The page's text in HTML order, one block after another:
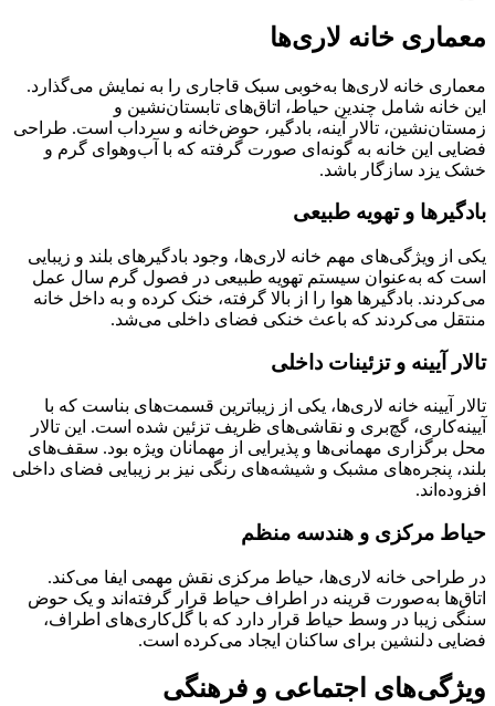
معماری خانه لاری‌ها
معماری خانه لاری‌ها به‌خوبی سبک قاجاری را به نمایش می‌گذارد.
این خانه شامل چندین حیاط، اتاق‌های تابستان‌نشین و
زمستان‌نشین، تالار آینه، بادگیر، حوض‌خانه و سرداب است. طراحی
فضایی این خانه به گونه‌ای صورت گرفته که با آب‌وهوای گرم و
خشک یزد سازگار باشد.
بادگیرها و تهویه طبیعی
یکی از ویژگی‌های مهم خانه لاری‌ها، وجود بادگیرهای بلند و زیبایی
است که به‌عنوان سیستم تهویه طبیعی در فصول گرم سال عمل
می‌کردند. بادگیرها هوا را از بالا گرفته، خنک کرده و به داخل خانه
منتقل می‌کردند که باعث خنکی فضای داخلی می‌شد.
تالار آیینه و تزئینات داخلی
تالار آیینه خانه لاری‌ها، یکی از زیباترین قسمت‌های بناست که با
آیینه‌کاری، گچ‌بری و نقاشی‌های ظریف تزئین شده است. این تالار
محل برگزاری مهمانی‌ها و پذیرایی از مهمانان ویژه بود. سقف‌های
بلند، پنجره‌های مشبک و شیشه‌های رنگی نیز بر زیبایی فضای داخلی
افزوده‌اند.
حیاط مرکزی و هندسه منظم
در طراحی خانه لاری‌ها، حیاط مرکزی نقش مهمی ایفا می‌کند.
اتاق‌ها به‌صورت قرینه در اطراف حیاط قرار گرفته‌اند و یک حوض
سنگی زیبا در وسط حیاط قرار دارد که با گل‌کاری‌های اطراف،
فضایی دلنشین برای ساکنان ایجاد می‌کرده است.
ویژگی‌های اجتماعی و فرهنگی